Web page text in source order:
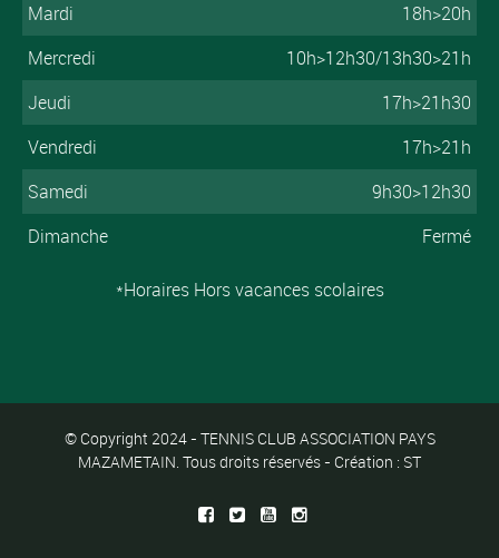
Mardi
18h>20h
Mercredi
10h>12h30/13h30>21h
Jeudi
17h>21h30
Vendredi
17h>21h
Samedi
9h30>12h30
Dimanche
Fermé
*Horaires Hors vacances scolaires
© Copyright 2024 - TENNIS CLUB ASSOCIATION PAYS
MAZAMETAIN. Tous droits réservés - Création : ST